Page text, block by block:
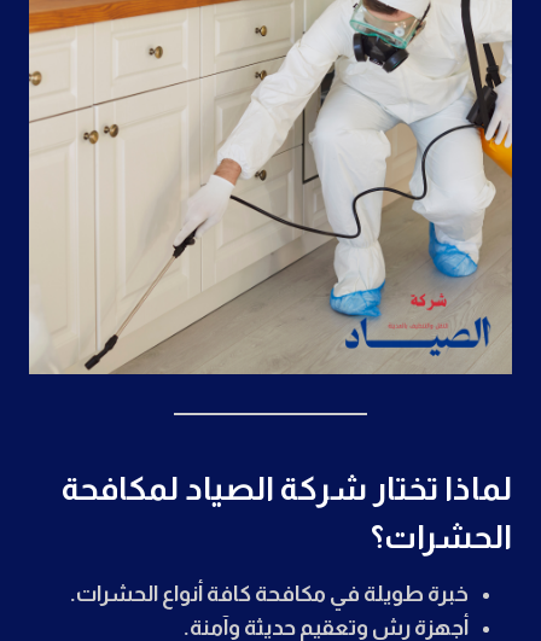
لماذا تختار شركة الصياد لمكافحة
الحشرات؟
خبرة طويلة في مكافحة كافة أنواع الحشرات.
أجهزة رش وتعقيم حديثة وآمنة.